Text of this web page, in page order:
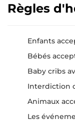
Règles
Enfants
Bébés
Baby cribs
Interdiction
Animaux
Les